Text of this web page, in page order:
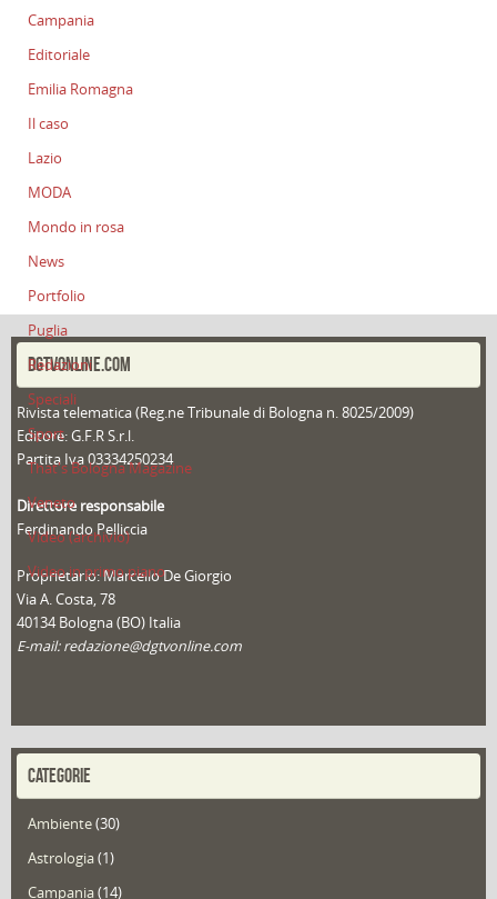
Campania
Editoriale
Emilia Romagna
Il caso
Lazio
MODA
Mondo in rosa
News
Portfolio
Puglia
Redazioni
Speciali
Sport
That's Bologna Magazine
Veneto
Video (archivio)
Video in primo piano
DGTVONLINE.COM
Rivista telematica (Reg.ne Tribunale di Bologna n. 8025/2009)
Editore: G.F.R S.r.l.
Partita Iva 03334250234
Direttore responsabile
Ferdinando Pelliccia
Proprietario: Marcello De Giorgio
Via A. Costa, 78
40134 Bologna (BO) Italia
E-mail: redazione@dgtvonline.com
CATEGORIE
Ambiente(30)
Astrologia(1)
Campania(14)